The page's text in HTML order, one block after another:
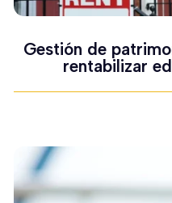
Gestión de
rentabilizar